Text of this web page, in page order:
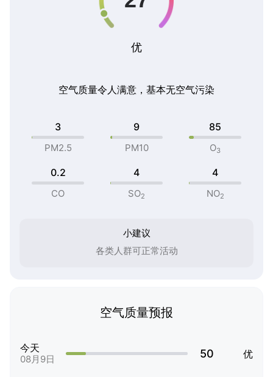
优
空气质量令人满意，基本无空气污染
3
PM2.5
9
PM10
85
O3
0.2
CO
4
SO2
4
NO2
小建议
各类人群可正常活动
空气质量预报
今天
08月9日 50 优